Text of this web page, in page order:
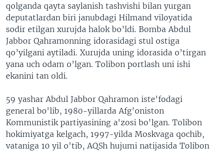
qolganda qayta saylanish tashvishi bilan yurgan
deputatlardan biri janubdagi Hilmand viloyatida
sodir etilgan xurujda halok bo’ldi. Bomba Abdul
Jabbor Qahramonning idorasidagi stul ostiga
qo’yilgani aytiladi. Xurujda uning idorasida o’tirgan
yana uch odam o’lgan. Tolibon portlash uni ishi
ekanini tan oldi.
59 yashar Abdul Jabbor Qahramon iste'fodagi
general bo'lib, 1980-yillarda Afg'oniston
Kommunistik partiyasining a'zosi bo'lgan. Tolibon
hokimiyatga kelgach, 1997-yilda Moskvaga qochib,
vataniga 10 yil o'tib, AQSh hujumi natijasida Tolibon